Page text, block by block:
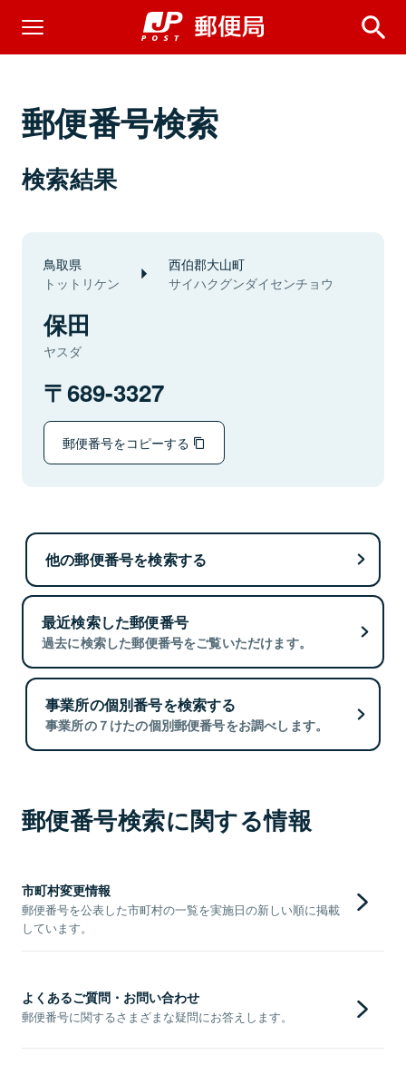
郵便番号検索
検索結果
鳥取県
トットリケン
西伯郡大山町
サイハクグンダイセンチョウ
保田
ヤスダ
689-3327
郵便番号をコピーする
他の郵便番号を検索する
最近検索した郵便番号
過去に検索した郵便番号をご覧いただけます。
事業所の個別番号を検索する
事業所の７けたの個別郵便番号をお調べします。
郵便番号検索に関する情報
市町村変更情報
郵便番号を公表した市町村の一覧を実施日の新しい順に掲載
しています。
よくあるご質問・お問い合わせ
郵便番号に関するさまざまな疑問にお答えします。